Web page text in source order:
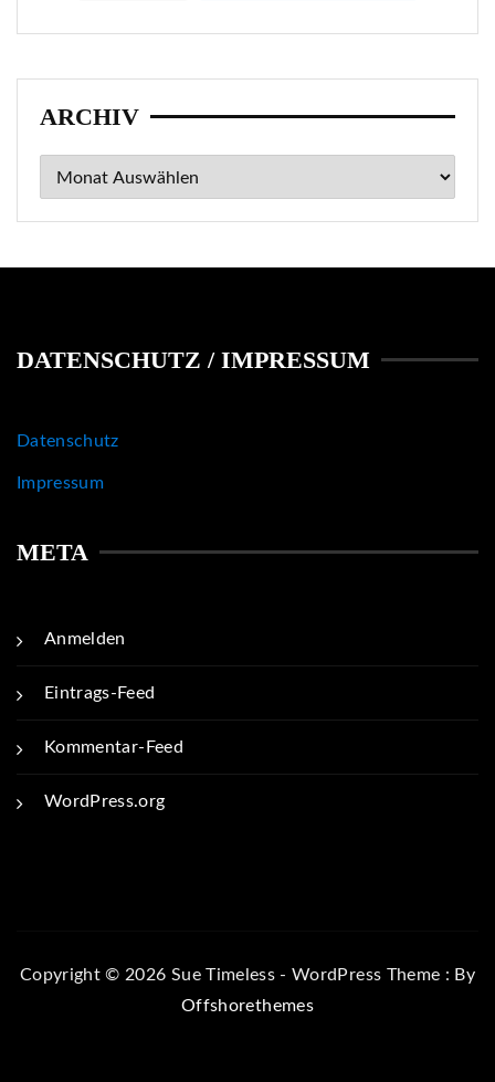
ARCHIV
Archiv
DATENSCHUTZ / IMPRESSUM
Datenschutz
Impressum
META
Anmelden
Eintrags-Feed
Kommentar-Feed
WordPress.org
Copyright © 2026 Sue Timeless - WordPress Theme : By
Offshorethemes